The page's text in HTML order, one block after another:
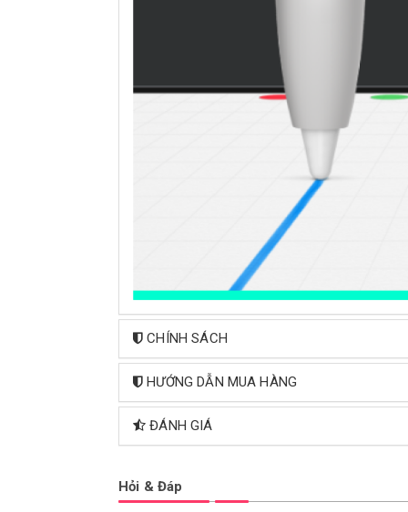
CHÍNH SÁCH
HƯỚNG DẪN MUA HÀNG
ĐÁNH GIÁ
Hỏi & Đáp